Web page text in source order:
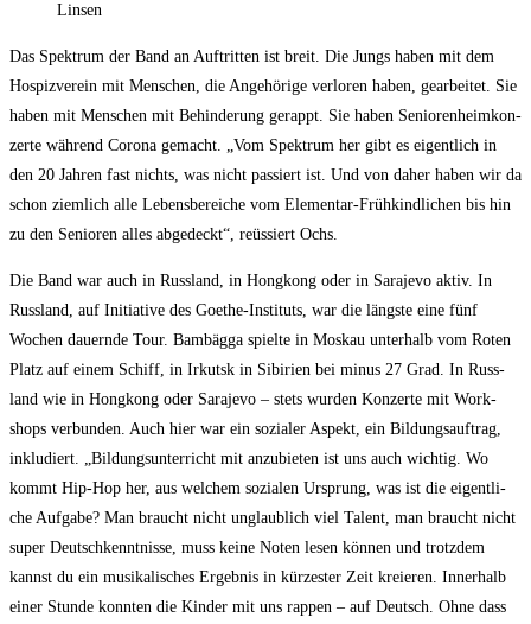
Linsen
Das Spek­trum der Band an Auf­trit­ten ist breit. Die Jungs haben mit dem
Hos­piz­ver­ein mit Men­schen, die Ange­hö­ri­ge ver­lo­ren haben, gear­bei­tet. Sie
haben mit Men­schen mit Behin­de­rung gerappt. Sie haben Senio­ren­heim­kon­
zer­te wäh­rend Coro­na gemacht. „Vom Spek­trum her gibt es eigent­lich in
den 20 Jah­ren fast nichts, was nicht pas­siert ist. Und von daher haben wir da
schon ziem­lich alle Lebens­be­rei­che vom Ele­men­tar-Früh­kind­li­chen bis hin
zu den Senio­ren alles abge­deckt“, reüs­siert Ochs.
Die Band war auch in Russ­land, in Hong­kong oder in Sara­je­vo aktiv. In
Russ­land, auf Initia­ti­ve des Goe­the-Insti­tuts, war die längs­te eine fünf
Wochen dau­ern­de Tour. Bam­bäg­ga spiel­te in Mos­kau unter­halb vom Roten
Platz auf einem Schiff, in Irkutsk in Sibi­ri­en bei minus 27 Grad. In Russ­
land wie in Hong­kong oder Sara­je­vo – stets wur­den Kon­zer­te mit Work­
shops ver­bun­den. Auch hier war ein sozia­ler Aspekt, ein Bil­dungs­auf­trag,
inklu­diert. „Bil­dungs­un­ter­richt mit anzu­bie­ten ist uns auch wich­tig. Wo
kommt Hip-Hop her, aus wel­chem sozia­len Ursprung, was ist die eigent­li­
che Auf­ga­be? Man braucht nicht unglaub­lich viel Talent, man braucht nicht
super Deutsch­kennt­nis­se, muss kei­ne Noten lesen kön­nen und trotz­dem
kannst du ein musi­ka­li­sches Ergeb­nis in kür­zes­ter Zeit kre­ieren. Inner­halb
einer Stun­de konn­ten die Kin­der mit uns rap­pen – auf Deutsch. Ohne dass